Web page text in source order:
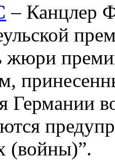
– Канцлер
жюри
Германии
(войны)”.